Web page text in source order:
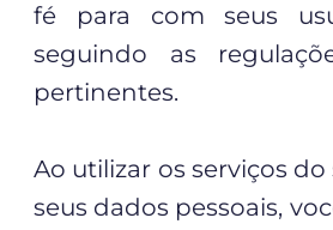
fé para com seus
seguindo as
pertinentes.
Ao utilizar os serviços
seus dados pessoais,